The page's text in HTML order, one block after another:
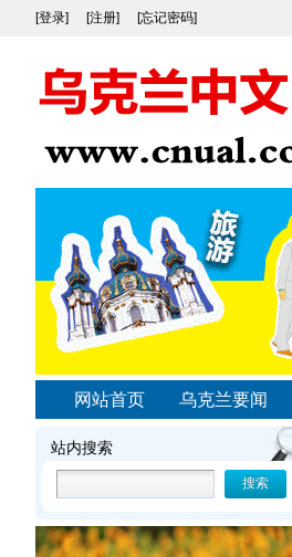
[登录] [注册] [忘记密码]
网站首页 乌克兰要闻
站内搜索